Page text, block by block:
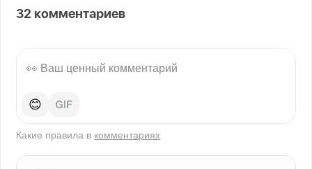
32 комментариев
😊
Какие правила в комментариях